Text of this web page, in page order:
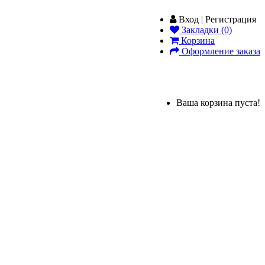
Вход | Регистрация
Закладки (0)
Корзина
Оформление заказа
Ваша корзина пуста!